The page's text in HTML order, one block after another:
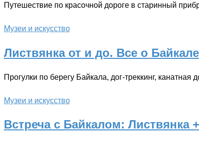
Путешествие по красочной дороге в старинный
Музеи и искусство
Листвянка от и до. Все о
Прогулки по берегу Байкала, дог-треккинг,
Музеи и искусство
Встреча с Байкалом: Листвянка